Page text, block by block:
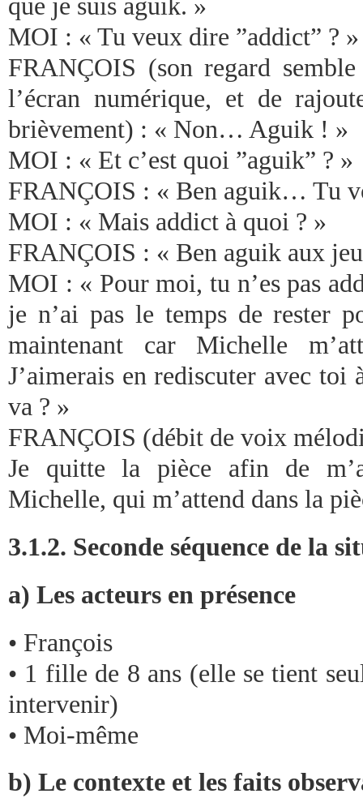
que je suis aguik. »
MOI : « Tu veux dire ”addict” ? »
FRANÇOIS (son regard
l’écran numérique, et de
brièvement) : « Non… Aguik ! »
MOI : « Et c’est quoi ”aguik” ? »
FRANÇOIS : « Ben aguik… Tu
MOI : « Mais addict à quoi ? »
FRANÇOIS : « Ben aguik aux
MOI : « Pour moi, tu n’es pas
je n’ai pas le temps de rester
maintenant car Michelle
J’aimerais en rediscuter avec toi
va ? »
FRANÇOIS (débit de voix
Je quitte la pièce afin de
Michelle, qui m’attend dans la
3.1.2. Seconde séquence de la
a) Les acteurs en présence
• François
• 1 fille de 8 ans (elle se tient
intervenir)
• Moi-même
b) Le contexte et les faits